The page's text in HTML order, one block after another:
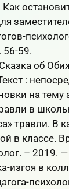
Как
59.
Сказка об
:
на
в
травли. В
в классе.
– 2019.
изгоя в